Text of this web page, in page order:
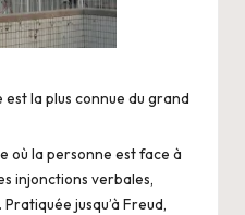
est la plus connue du grand
où la personne est face à
injonctions verbales,
jusqu’à Freud,